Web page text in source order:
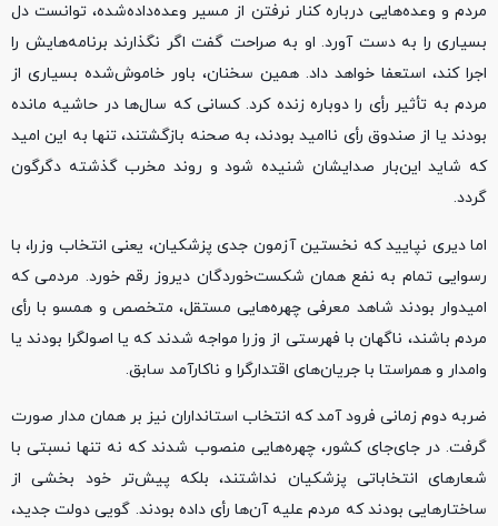
مردم و وعده‌هایی درباره کنار نرفتن از مسیر وعده‌داده‌شده، توانست دل
بسیاری را به دست آورد. او به صراحت گفت اگر نگذارند برنامه‌هایش را
اجرا کند، استعفا خواهد داد. همین سخنان، باور خاموش‌شده بسیاری از
مردم به تأثیر رأی را دوباره زنده کرد. کسانی که سال‌ها در حاشیه مانده
بودند یا از صندوق رأی ناامید بودند، به صحنه بازگشتند، تنها به این امید
که شاید این‌بار صدایشان شنیده شود و روند مخرب گذشته دگرگون
گردد.
اما دیری نپایید که نخستین آزمون جدی پزشکیان، یعنی انتخاب وزرا، با
رسوایی تمام به نفع همان شکست‌خوردگان دیروز رقم خورد. مردمی که
امیدوار بودند شاهد معرفی چهره‌هایی مستقل، متخصص و همسو با رأی
مردم باشند، ناگهان با فهرستی از وزرا مواجه شدند که یا اصولگرا بودند یا
وامدار و همراستا با جریان‌های اقتدارگرا و ناکارآمد سابق.
ضربه دوم زمانی فرود آمد که انتخاب استانداران نیز بر همان مدار صورت
گرفت. در جای‌جای کشور، چهره‌هایی منصوب شدند که نه تنها نسبتی با
شعارهای انتخاباتی پزشکیان نداشتند، بلکه پیش‌تر خود بخشی از
ساختارهایی بودند که مردم علیه آن‌ها رأی داده بودند. گویی دولت جدید،